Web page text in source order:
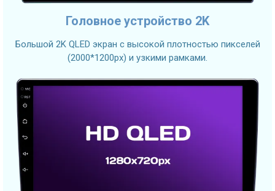
Головное устройство 2K
Большой 2K QLED экран с высокой плотностью пикселей
(2000*1200px) и узкими рамками.